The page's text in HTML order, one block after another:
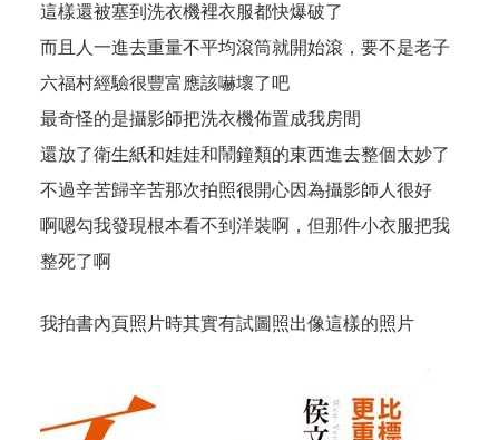
這樣還被塞到洗衣機裡衣服都快爆破了
而且人一進去重量不平均滾筒就開始滾，要不是老子
六福村經驗很豐富應該嚇壞了吧
最奇怪的是攝影師把洗衣機佈置成我房間
還放了衛生紙和娃娃和鬧鐘類的東西進去整個太妙了
不過辛苦歸辛苦那次拍照很開心因為攝影師人很好
啊嗯勾我發現根本看不到洋裝啊，但那件小衣服把我
整死了啊
我拍書內頁照片時其實有試圖照出像這樣的照片